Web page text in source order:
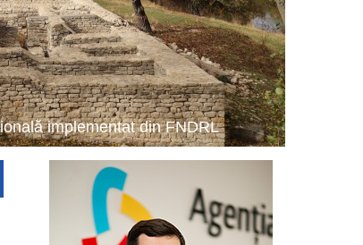
implementat din FNDRL